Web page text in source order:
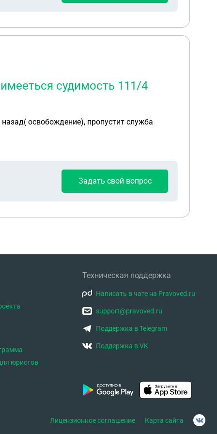
судимость 111/4
освобождение), пропустит служба
Задать свой вопрос
юристов
Техническая поддержка
Написать в чате на Pravoved.ru
support@pravoved.ru
Поддержка в Telegram
Поддержка в VK
Лицензионное соглашение Карта сайта